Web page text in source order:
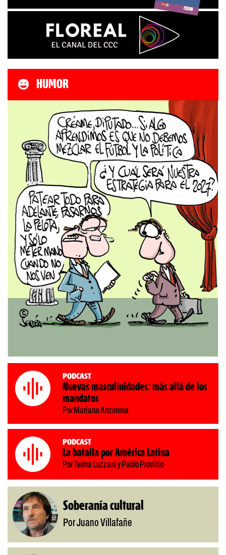
HUMOR
Podcast
Nuevas masculinidades: más allá de los
mandatos
Por Mariana Anzorena
Podcast
La batalla por América Latina
Por Telma Luzzani y Pablo Provitilo
Soberanía cultural
Por Juano Villafañe